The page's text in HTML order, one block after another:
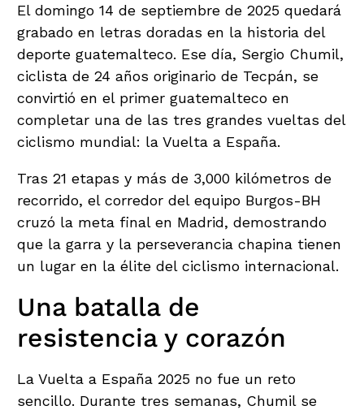
El domingo 14 de septiembre de 2025 quedará
grabado en letras doradas en la historia del
deporte guatemalteco. Ese día, Sergio Chumil,
ciclista de 24 años originario de Tecpán, se
convirtió en el primer guatemalteco en
completar una de las tres grandes vueltas del
ciclismo mundial: la Vuelta a España.
Tras 21 etapas y más de 3,000 kilómetros de
recorrido, el corredor del equipo Burgos-BH
cruzó la meta final en Madrid, demostrando
que la garra y la perseverancia chapina tienen
un lugar en la élite del ciclismo internacional.
Una batalla de
resistencia y corazón
La Vuelta a España 2025 no fue un reto
sencillo. Durante tres semanas, Chumil se